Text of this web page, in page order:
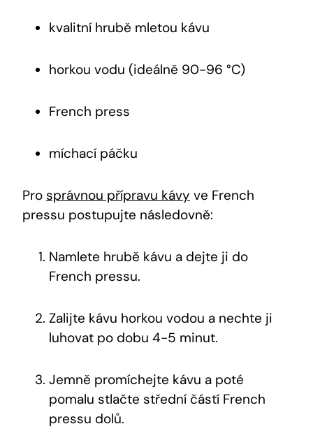
kvalitní hrubě mletou kávu
horkou vodu (ideálně 90-96 °C)
French press
míchací páčku
Pro správnou přípravu kávy ve French
pressu postupujte následovně:
Namlete hrubě kávu a dejte ji do
French pressu.
Zalijte kávu horkou vodou a nechte ji
luhovat po dobu 4-5 minut.
Jemně promíchejte kávu a poté
pomalu stlačte střední částí French
pressu dolů.